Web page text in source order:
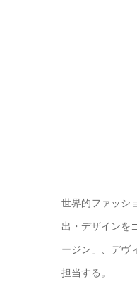
世界的ファッシ
出・デザインを
ージン」、デヴ
担当する。